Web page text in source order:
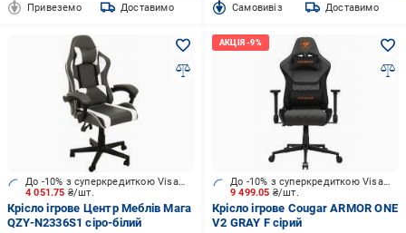
Привеземо Доставимо Cамовивіз Доставимо
4 051.75 ₴/шт.
До -10% з суперкредиткою Visa Вигода
Крісло ігрове Центр Меблів Мага
QZY-N2336S1 сіро-білий
9 499.05 ₴/шт.
До -10% з суперкредиткою Visa Вигода
Крісло ігрове Cougar ARMOR ONE
V2 GRAY F сірий